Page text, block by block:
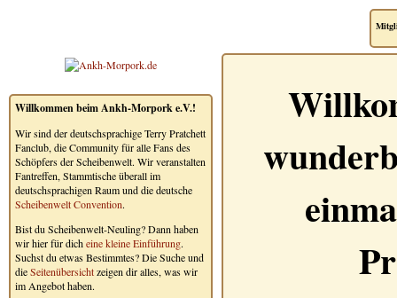
Willkommen beim Ankh-Morpork e.V.!
Wir sind der deutschsprachige Terry Pratchett
Fanclub, die Community für alle Fans des
Schöpfers der Scheibenwelt. Wir veranstalten
Fantreffen, Stammtische überall im
deutschsprachigen Raum und die deutsche
Scheibenwelt Convention.
Bist du Scheibenwelt-Neuling? Dann haben
wir hier für dicheine kleine Einführung.
Suchst du etwas Bestimmtes? Die Suche und
dieSeitenübersichtzeigen dir alles, was wir
im Angebot haben.